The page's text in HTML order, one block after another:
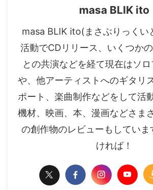
masa BLIK ito
masa BLIK ito(まさぶりっくい
活動でCDリリース、いくつか
との共演などを経て現在はソロ
や、他アーティストへのギタリ
ポート、楽曲制作などをして活
機材、映画、本、漫画などさま
の創作物のレビューもしていま
ければ！